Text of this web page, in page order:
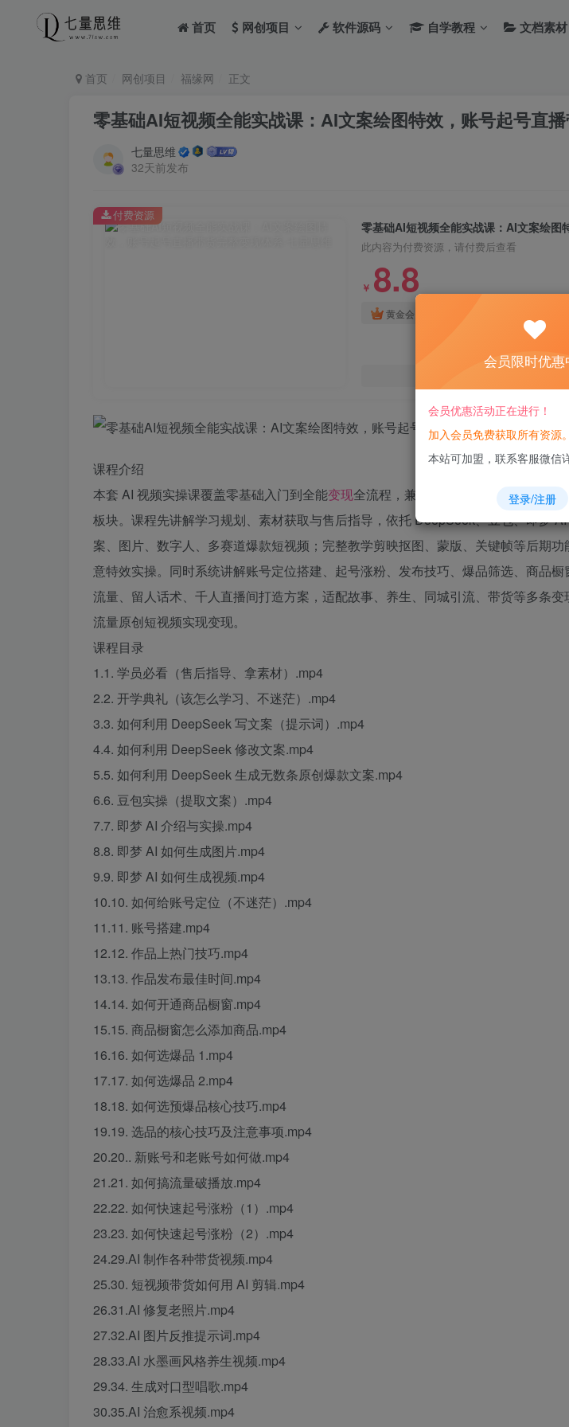
首页 网创项目 软件源码 自学教程 文档素材
首页 网创项目 福缘网 正文
零基础AI短视频全能实战课：AI文案绘图特效，账号起号直
七量思维
32天前发布
此内容为付费资源，请付费后查看
￥ 8.8
黄金会员
您当前未登录！
付费资源
课程介绍
本套 AI 视频实操课覆盖零基础入门到全能变现全流程，兼顾 AI 内容制作、剪辑特效
板块。课程先讲解学习规划、素材获取与售后指导，依托 DeepSeek、豆包、即梦
案、图片、数字人、多赛道爆款短视频；完整教学剪映抠图、蒙版、关键帧等后期
意特效实操。同时系统讲解账号定位搭建、起号涨粉、发布技巧、爆品筛选、商品
流量、留人话术、千人直播间打造方案，适配故事、养生、同城引流、带货等多条
流量原创短视频实现变现。
课程目录
1.1. 学员必看（售后指导、拿素材）.mp4
2.2. 开学典礼（该怎么学习、不迷茫）.mp4
3.3. 如何利用 DeepSeek 写文案（提示词）.mp4
4.4. 如何利用 DeepSeek 修改文案.mp4
5.5. 如何利用 DeepSeek 生成无数条原创爆款文案.mp4
6.6. 豆包实操（提取文案）.mp4
7.7. 即梦 AI 介绍与实操.mp4
8.8. 即梦 AI 如何生成图片.mp4
9.9. 即梦 AI 如何生成视频.mp4
10.10. 如何给账号定位（不迷茫）.mp4
11.11. 账号搭建.mp4
12.12. 作品上热门技巧.mp4
13.13. 作品发布最佳时间.mp4
14.14. 如何开通商品橱窗.mp4
15.15. 商品橱窗怎么添加商品.mp4
16.16. 如何选爆品 1.mp4
17.17. 如何选爆品 2.mp4
18.18. 如何选预爆品核心技巧.mp4
19.19. 选品的核心技巧及注意事项.mp4
20.20.. 新账号和老账号如何做.mp4
21.21. 如何搞流量破播放.mp4
22.22. 如何快速起号涨粉（1）.mp4
23.23. 如何快速起号涨粉（2）.mp4
24.29.AI 制作各种带货视频.mp4
25.30. 短视频带货如何用 AI 剪辑.mp4
26.31.AI 修复老照片.mp4
27.32.AI 图片反推提示词.mp4
28.33.AI 水墨画风格养生视频.mp4
29.34. 生成对口型唱歌.mp4
30.35.AI 治愈系视频.mp4
会员限时优惠
会员优惠活动正在进行！
加入会员免费获取所有资源。
本站可加盟，联系客服微信
登录/注册